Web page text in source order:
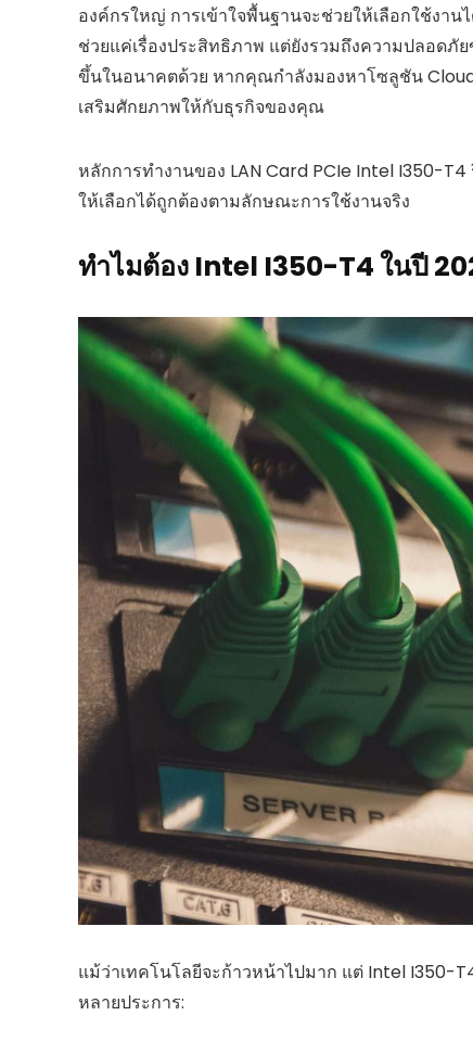
องค์กรใหญ่ การเข้าใจพื้นฐานจะช่วยให้เลือกใช้งา
ช่วยแค่เรื่องประสิทธิภาพ แต่ยังรวมถึงความปลอด
ขึ้นในอนาคตด้วย หากคุณกำลังมองหาโซลูชัน
เสริมศักยภาพให้กับธุรกิจของคุณ
หลักการทำงานของ LAN Card PCIe Intel I350-
ให้เลือกได้ถูกต้องตามลักษณะการใช้งานจริง
ทำไมต้อง Intel I350-T4 ในปี
แม้ว่าเทคโนโลยีจะก้าวหน้าไปมาก แต่ Intel I350-
หลายประการ: